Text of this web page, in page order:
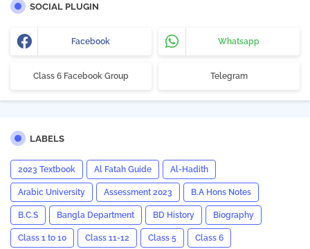
SOCIAL PLUGIN
Facebook Whatsapp
Class 6 Facebook Group Telegram
LABELS
2023 Textbook Al Fatah Guide Al-Hadith
Arabic University Assessment 2023 B.A Hons Notes
B.C.S Bangla Department BD History Biography
Class 1 to 10 Class 11-12 Class 5 Class 6